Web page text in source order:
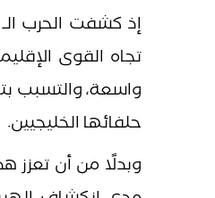
تجاه القوى
واسعة، والتسبب
حلفائها الخليجيين.
وبدلًا من أن تعزز